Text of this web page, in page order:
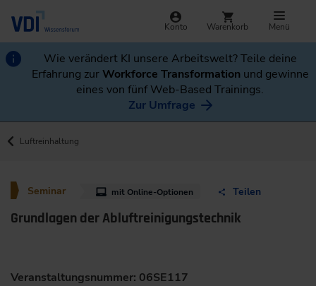
Konto Warenkorb Menü
Wie verändert KI unsere Arbeitswelt? Teile deine
Erfahrung zurWorkforce Transformation und gewinne
eines von fünf Web-Based Trainings.
Zur Umfrage
Luftreinhaltung
Seminar mit Online-Optionen Teilen
Grundlagen der Abluftreinigungstechnik
Veranstaltungsnummer: 06SE117